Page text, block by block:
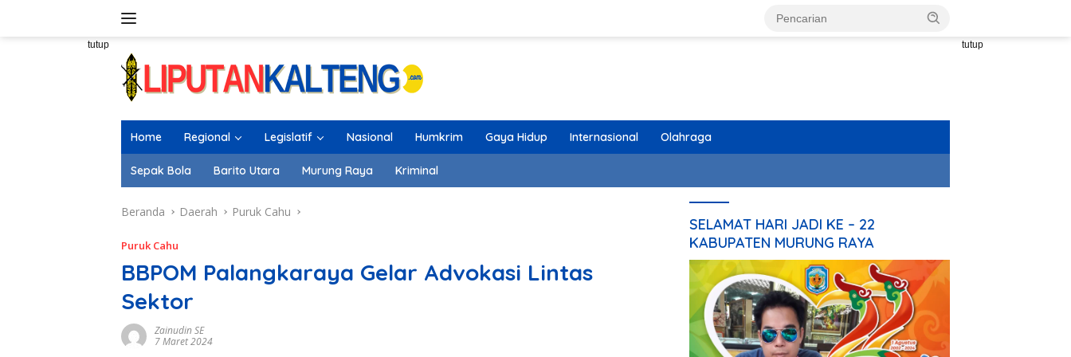
tutup tutup
Home Regional Legislatif Nasional Humkrim Gaya Hidup Internasional Olahraga
Sepak Bola Barito Utara Murung Raya Kriminal
Beranda Daerah Puruk Cahu
Puruk Cahu
BBPOM Palangkaraya Gelar Advokasi Lintas
Sektor
Zainudin SE
7 Maret 2024
SELAMAT HARI JADI KE – 22
KABUPATEN MURUNG RAYA